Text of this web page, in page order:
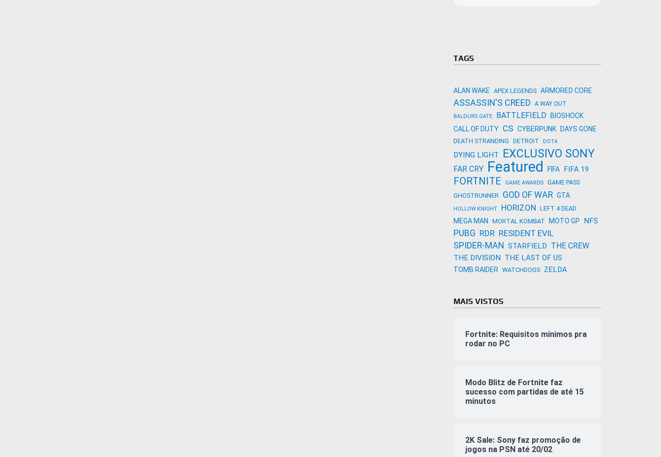
TAGS
ALAN WAKE APEX LEGENDS ARMORED CORE
ASSASSIN'S CREED A WAY OUT
BALDURS GATE BATTLEFIELD
BIOSHOCK
CALL OF DUTY CS CYBERPUNK DAYS GONE
DEATH STRANDING DETROIT DOTA
DYING LIGHT EXCLUSIVO SONY
FAR CRY Featured FIFA FIFA 19
FORTNITE GAME AWARDS
GAME PASS
GHOSTRUNNER GOD OF WAR GTA
HOLLOW KNIGHT HORIZON LEFT 4 DEAD
MEGA MAN MORTAL KOMBAT MOTO GP NFS
PUBG RDR RESIDENT EVIL
SPIDER-MAN STARFIELD THE CREW
THE DIVISION THE LAST OF US
TOMB RAIDER WATCHDOGS ZELDA
MAIS VISTOS
Fortnite: Requisitos mínimos pra
rodar no PC
Modo Blitz de Fortnite faz
sucesso com partidas de até 15
minutos
2K Sale: Sony faz promoção de
jogos na PSN até 20/02